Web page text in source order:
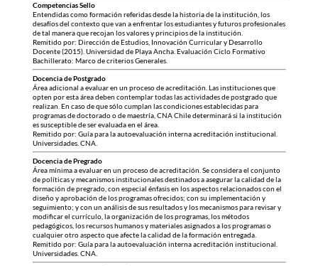
Competencias Sello
Entendidas como formación referidas desde la historia de la institución, los
desafíos del contexto que van a enfrentar los estudiantes y futuros profesionales
de tal manera que recojan los valores y principios de la institución.
Remitido por: Dirección de Estudios, Innovación Curricular y Desarrollo
Docente (2015). Universidad de Playa Ancha. Evaluación Ciclo Formativo
Bachillerato: Marco de criterios Generales.
Docencia de Postgrado
Área adicional a evaluar en un proceso de acreditación. Las instituciones que
opten por esta área deben contemplar todas las actividades de postgrado que
realizan. En caso de que sólo cumplan las condiciones establecidas para
programas de doctorado o de maestría, CNA Chile determinará si la institución
es susceptible de ser evaluada en el área.
Remitido por: Guía para la autoevaluación interna acreditación institucional.
Universidades. CNA.
Docencia de Pregrado
Área mínima a evaluar en un proceso de acreditación. Se considera el conjunto
de políticas y mecanismos institucionales destinados a asegurar la calidad de la
formación de pregrado, con especial énfasis en los aspectos relacionados con el
diseño y aprobación de los programas ofrecidos; con su implementación y
seguimiento; y con un análisis de sus resultados y los mecanismos para revisar y
modificar el currículo, la organización de los programas, los métodos
pedagógicos, los recursos humanos y materiales asignados a los programas o
cualquier otro aspecto que afecte la calidad de la formación entregada.
Remitido por: Guía para la autoevaluación interna acreditación institucional.
Universidades. CNA.